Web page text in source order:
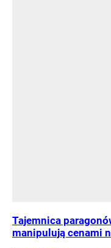
Tajemnica
manipulują cenami